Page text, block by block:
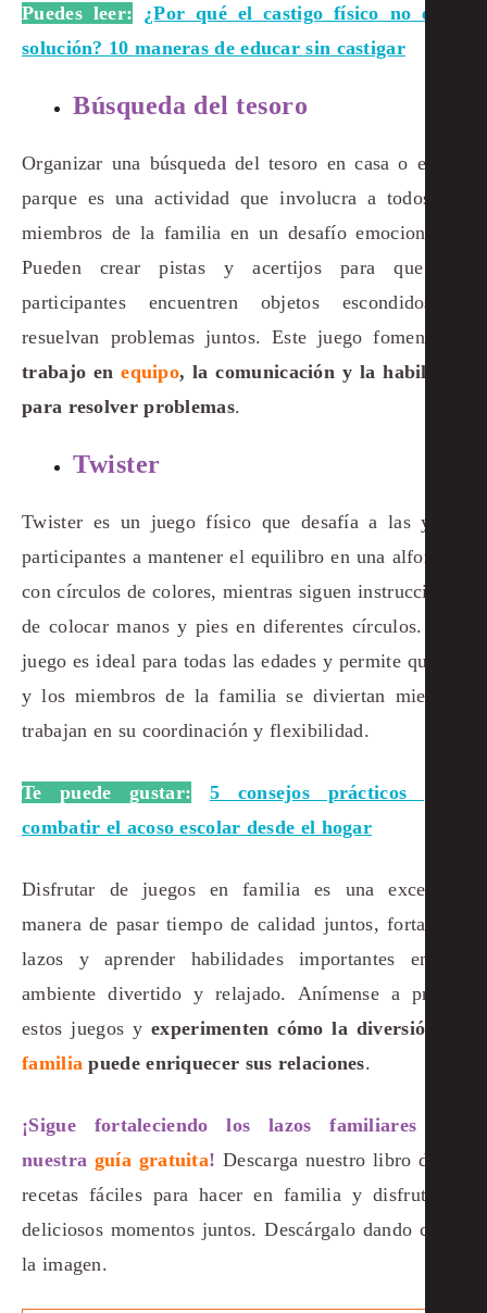
Puedes leer:
¿Por qué el castigo físico no es la
solución? 10 maneras de educar sin castigar
Búsqueda del tesoro
Organizar una búsqueda del tesoro en casa o en un
parque es una actividad que involucra a todos los
miembros de la familia en un desafío emocionante.
Pueden crear pistas y acertijos para que los
participantes encuentren objetos escondidos o
resuelvan problemas juntos. Este juego fomenta el
trabajo en equipo, la comunicación y la habilidad
para resolver problemas.
Twister
Twister es un juego físico que desafía a las y los
participantes a mantener el equilibro en una alfombra
con círculos de colores, mientras siguen instrucciones
de colocar manos y pies en diferentes círculos. Este
juego es ideal para todas las edades y permite que las
y los miembros de la familia se diviertan mientras
trabajan en su coordinación y flexibilidad.
Te puede gustar:
5 consejos prácticos para
combatir el acoso escolar desde el hogar
Disfrutar de juegos en familia es una excelente
manera de pasar tiempo de calidad juntos, fortalecer
lazos y aprender habilidades importantes en un
ambiente divertido y relajado. Anímense a probar
estos juegos y experimenten cómo la diversión en
familia puede enriquecer sus relaciones.
¡Sigue fortaleciendo los lazos familiares con
nuestra guía gratuita! Descarga nuestro libro de 10
recetas fáciles para hacer en familia y disfruta de
deliciosos momentos juntos. Descárgalo dando clic a
la imagen.